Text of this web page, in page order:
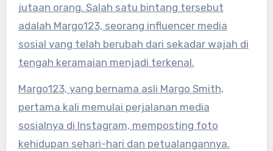
jutaan orang. Salah satu bintang tersebut
adalah Margo123, seorang influencer media
sosial yang telah berubah dari sekadar wajah di
tengah keramaian menjadi terkenal.
Margo123, yang bernama asli Margo Smith,
pertama kali memulai perjalanan media
sosialnya di Instagram, memposting foto
kehidupan sehari-hari dan petualangannya.